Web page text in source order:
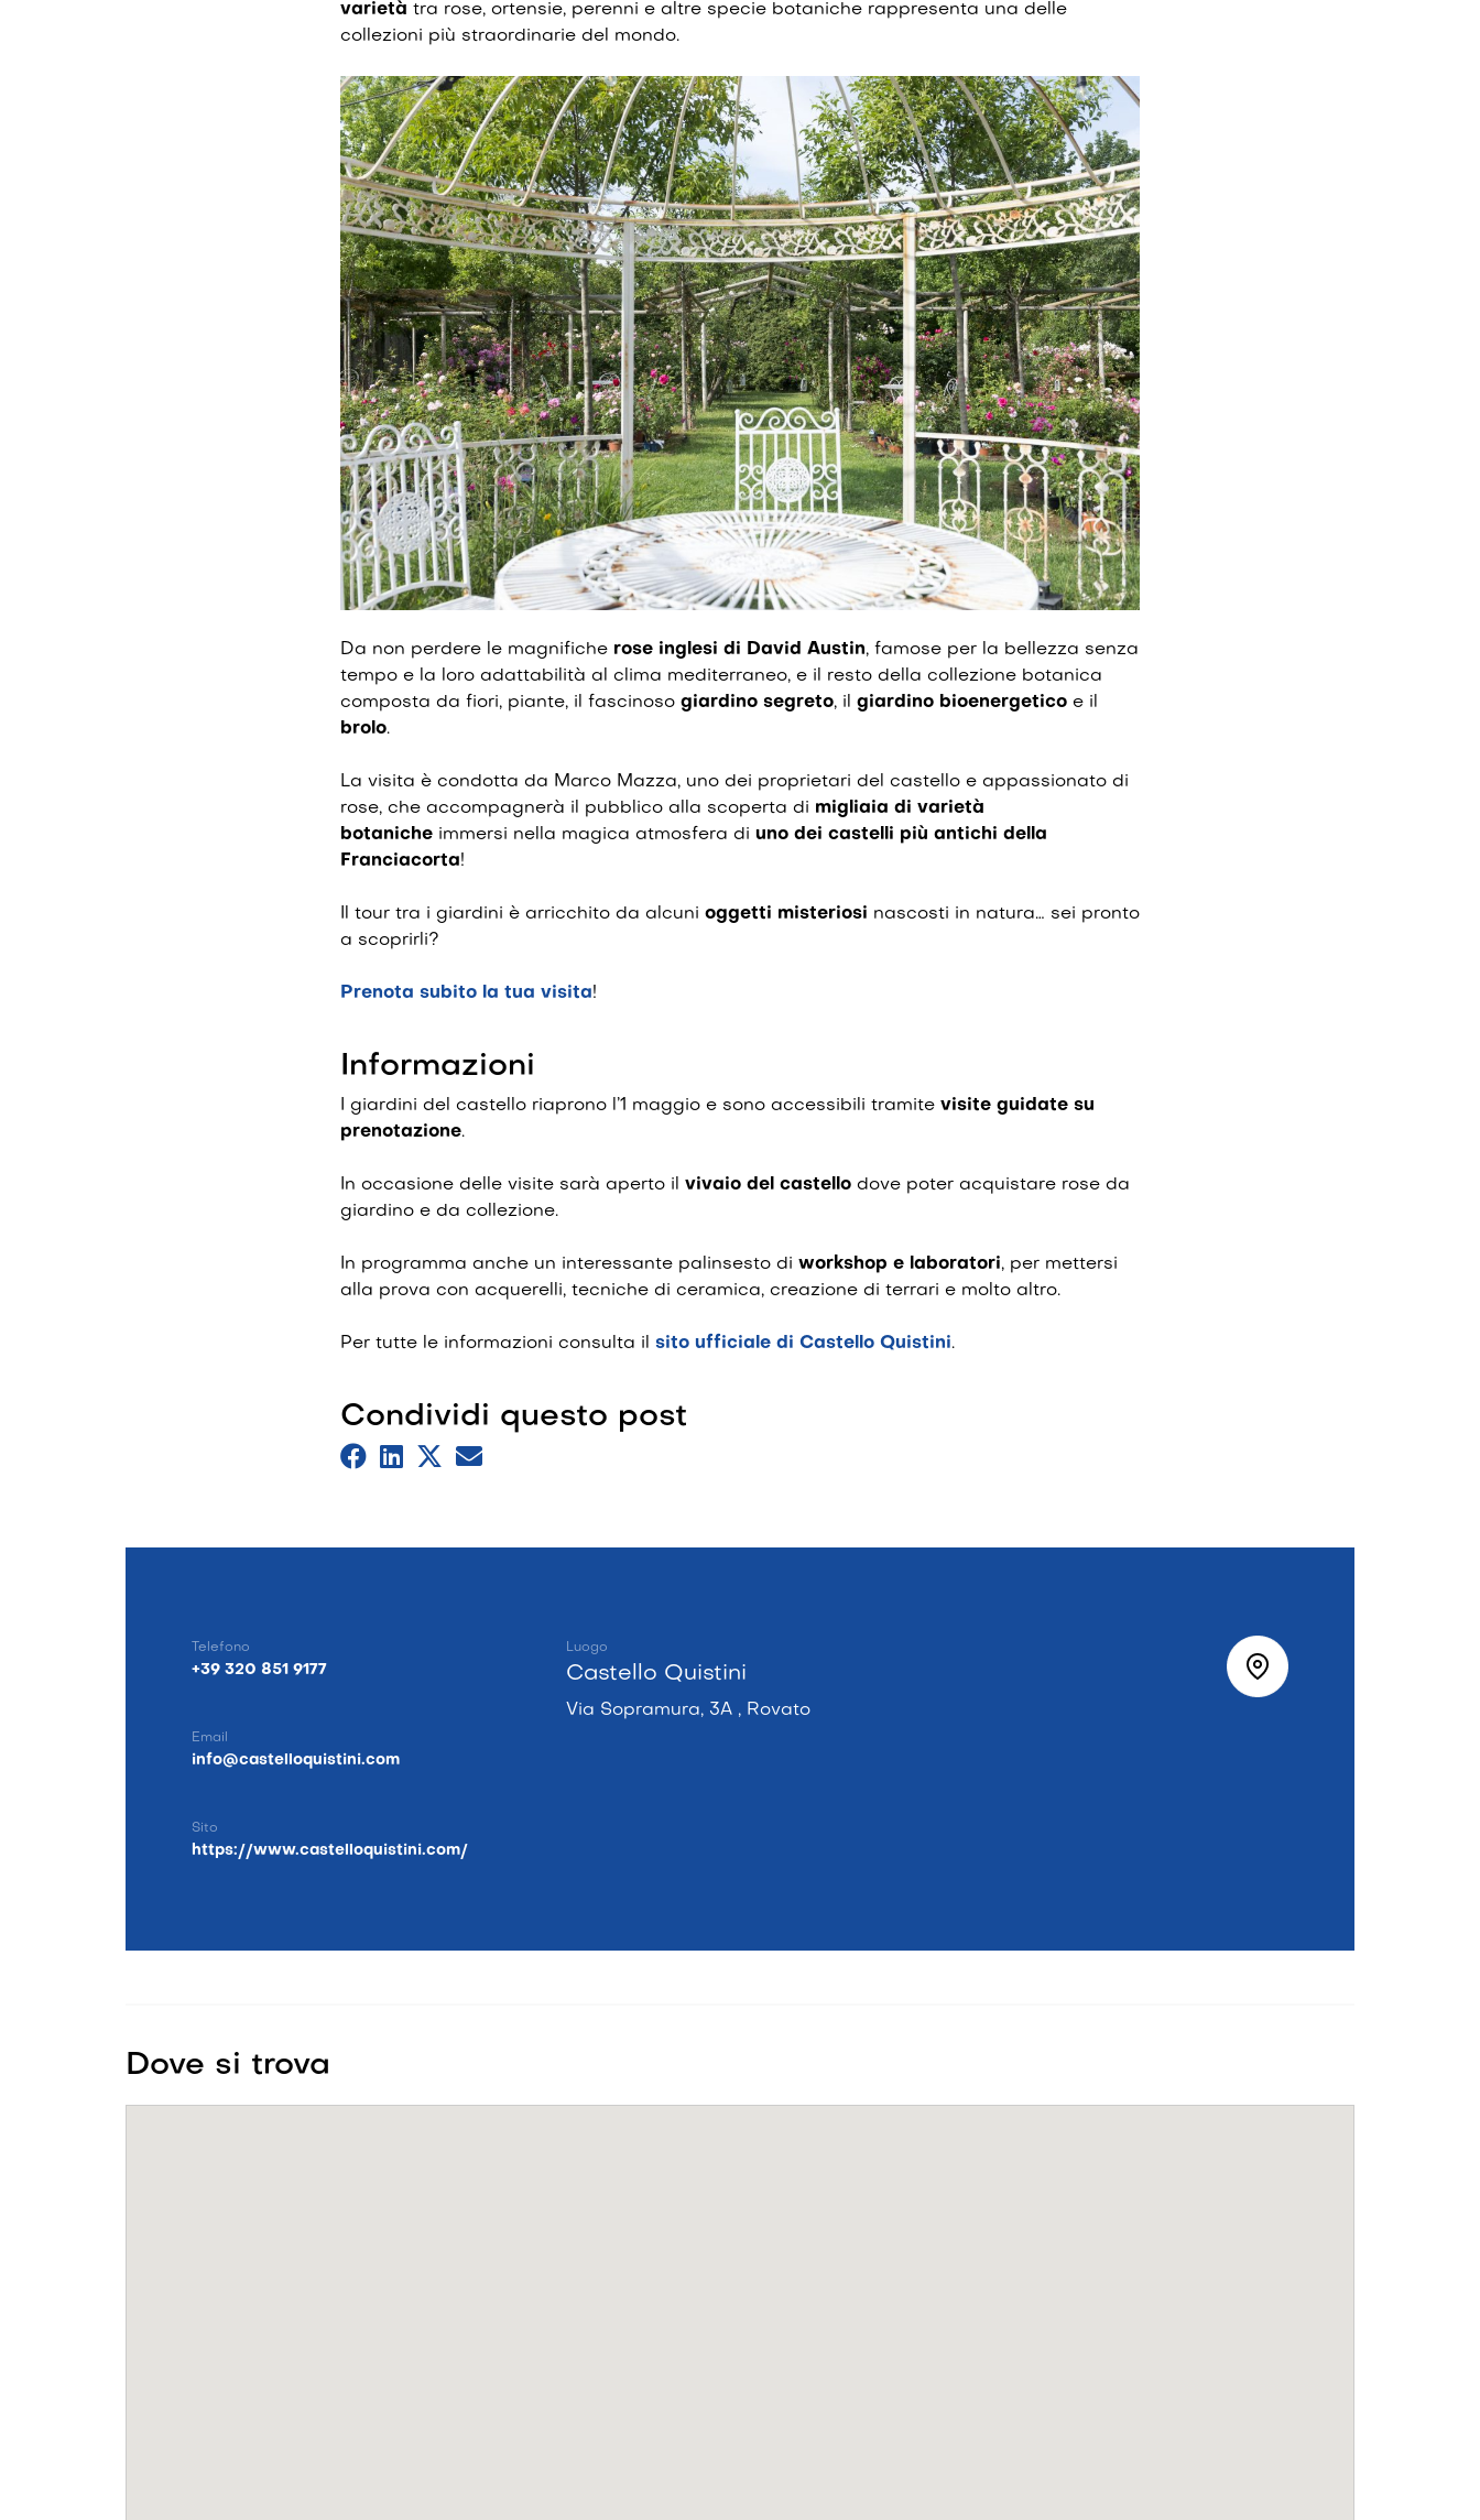
varietà tra rose, ortensie, perenni e altre specie botaniche rappresenta una delle
collezioni più straordinarie del mondo.
Da non perdere le magnifiche rose inglesi di David Austin, famose per la bellezza senza
tempo e la loro adattabilità al clima mediterraneo, e il resto della collezione botanica
composta da fiori, piante, il fascinoso giardino segreto, il giardino bioenergetico e il
brolo.
La visita è condotta da Marco Mazza, uno dei proprietari del castello e appassionato di
rose, che accompagnerà il pubblico alla scoperta di migliaia di varietà
botaniche immersi nella magica atmosfera di uno dei castelli più antichi della
Franciacorta!
Il tour tra i giardini è arricchito da alcuni oggetti misteriosi nascosti in natura… sei pronto
a scoprirli?
Prenota subito la tua visita!
Informazioni
I giardini del castello riaprono l’1 maggio e sono accessibili tramite visite guidate su
prenotazione.
In occasione delle visite sarà aperto il vivaio del castello dove poter acquistare rose da
giardino e da collezione.
In programma anche un interessante palinsesto di workshop e laboratori, per mettersi
alla prova con acquerelli, tecniche di ceramica, creazione di terrari e molto altro.
Per tutte le informazioni consulta il sito ufficiale di Castello Quistini.
Condividi questo post
Telefono
+39 320 851 9177
Email
info@castelloquistini.com
Sito
https://www.castelloquistini.com/
Luogo
Castello Quistini
Via Sopramura, 3A , Rovato
Dove si trova